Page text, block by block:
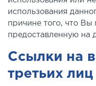
использования
причине того, что
предоставленную на
Ссылки на
третьих лиц